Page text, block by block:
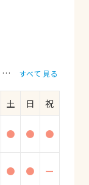
フェレット
すべて見る
土 日
祝
● ● ●
● ● ー